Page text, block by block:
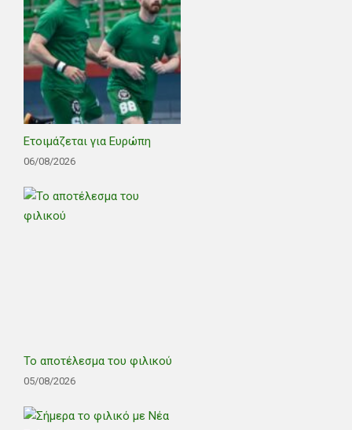
Ετοιμάζεται για Ευρώπη
06/08/2026
Το αποτέλεσμα του φιλικού
05/08/2026